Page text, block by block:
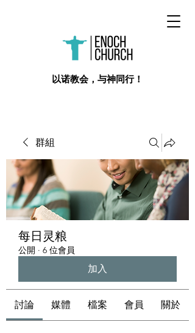
​以诺教会，与神同行！
群組
每日灵粮
公開 · 6 位會員
加入
討論 媒體 檔案 會員 關於